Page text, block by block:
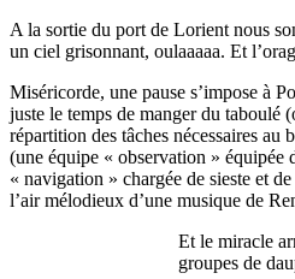
A la sortie du port de Lorient nous
un ciel grisonnant, oulaaaaa. Et
Miséricorde, une pause s’impose à
juste le temps de manger du
répartition des tâches nécessaires
(une équipe « observation » équipée
« navigation » chargée de sieste et
l’air mélodieux d’une musique de
Et le miracle
groupes de